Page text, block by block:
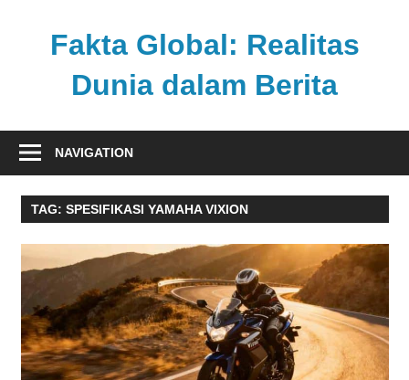
Fakta Global: Realitas
Dunia dalam Berita
kabar
dari
berbagai
pandang
NAVIGATION
TAG: SPESIFIKASI YAMAHA VIXION